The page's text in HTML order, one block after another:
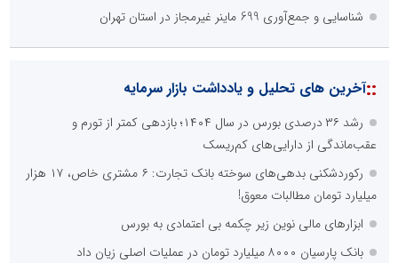
شناسایی و جمع‌آوری 699 ماینر غیرمجاز در استان تهران
::آخرین های تحلیل و یادداشت بازار سرمایه
رشد ۳۶ درصدی بورس در سال ۱۴۰۴؛ بازدهی کمتر از تورم و
عقب‌ماندگی از دارایی‌های کم‌ریسک
رکوردشکنی بدهی‌های سوخته بانک تجارت: ۶ مشتری خاص، ۱۷ هزار
میلیارد تومان مطالبات معوق!
ابزارهای مالی نوین زیر چکمه بی‌ اعتمادی به بورس
بانک پارسیان ۸۰۰۰ میلیارد تومان در عملیات اصلی زیان داد